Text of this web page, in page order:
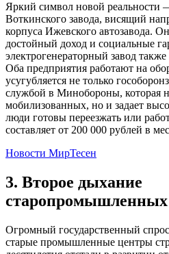
Яркий символ новой реальности
Воткинского завода, висящий
корпуса Ижевского автозавода.
достойный доход и социальные
электрогенераторный завод
Оба предприятия работают на
усугубляется не только
службой в Минобороны, которая
мобилизованных, но и задает
люди готовы переезжать или
составляет от 200 000 рублей в
Новости МирТесен
3. Второе дыхание
старопромышленных
Огромный государственный
старые промышленные центры